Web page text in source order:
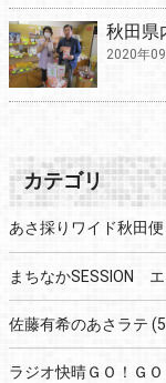
秋田県
2020年
カテゴリ
あさ採りワイド秋田便
まちなかSESSION
佐藤有希のあさラテ
ラジオ快晴ＧＯ！Ｇ